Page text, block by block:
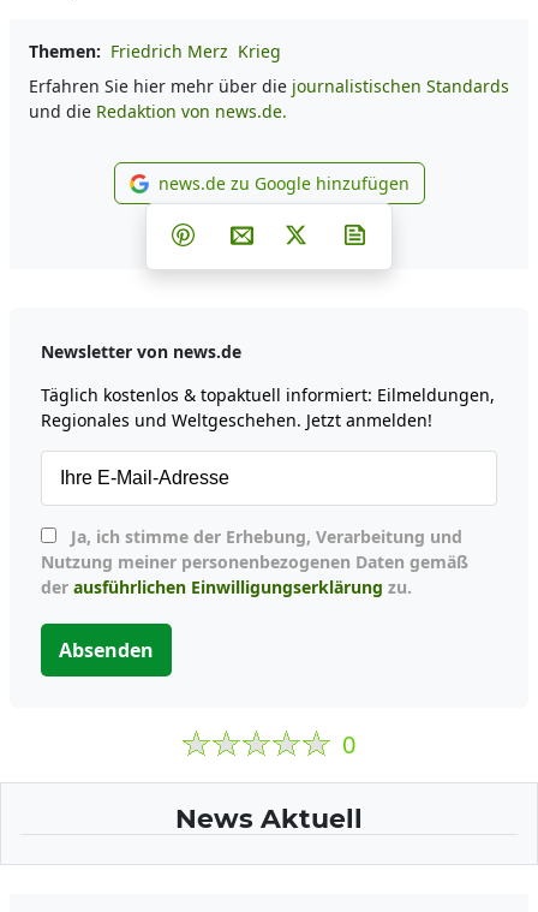
Themen: Friedrich Merz Krieg
Erfahren Sie hier mehr über die journalistischen Standards
und die Redaktion von news.de.
news.de zu Google
news.de zu Google hinzufügen
Teilen auf Facebook
Teilen auf Whatsapp
Teilen auf Telegram
Teilen auf Pinterest
Per E-Mail teilen
Post auf X
Newsletter von news.de
Täglich kostenlos & topaktuell informiert: Eilmeldungen,
Regionales und Weltgeschehen. Jetzt anmelden!
Nutzung meiner personenbezogenen Daten gemäß
der ausführlichen Einwilligungserklärung zu.
Absenden
0
News Aktuell